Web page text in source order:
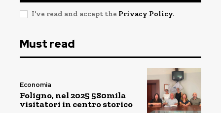
I've read and accept the Privacy Policy.
Must read
Economia
Foligno, nel 2025 580mila
visitatori in centro storico